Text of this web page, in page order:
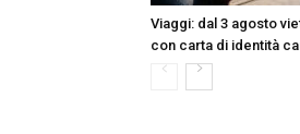
Viaggi: dal 3 agosto
con carta di identità